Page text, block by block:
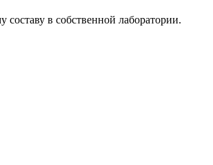
в собственной лаборатории.